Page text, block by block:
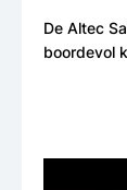
De Altec
boordevol